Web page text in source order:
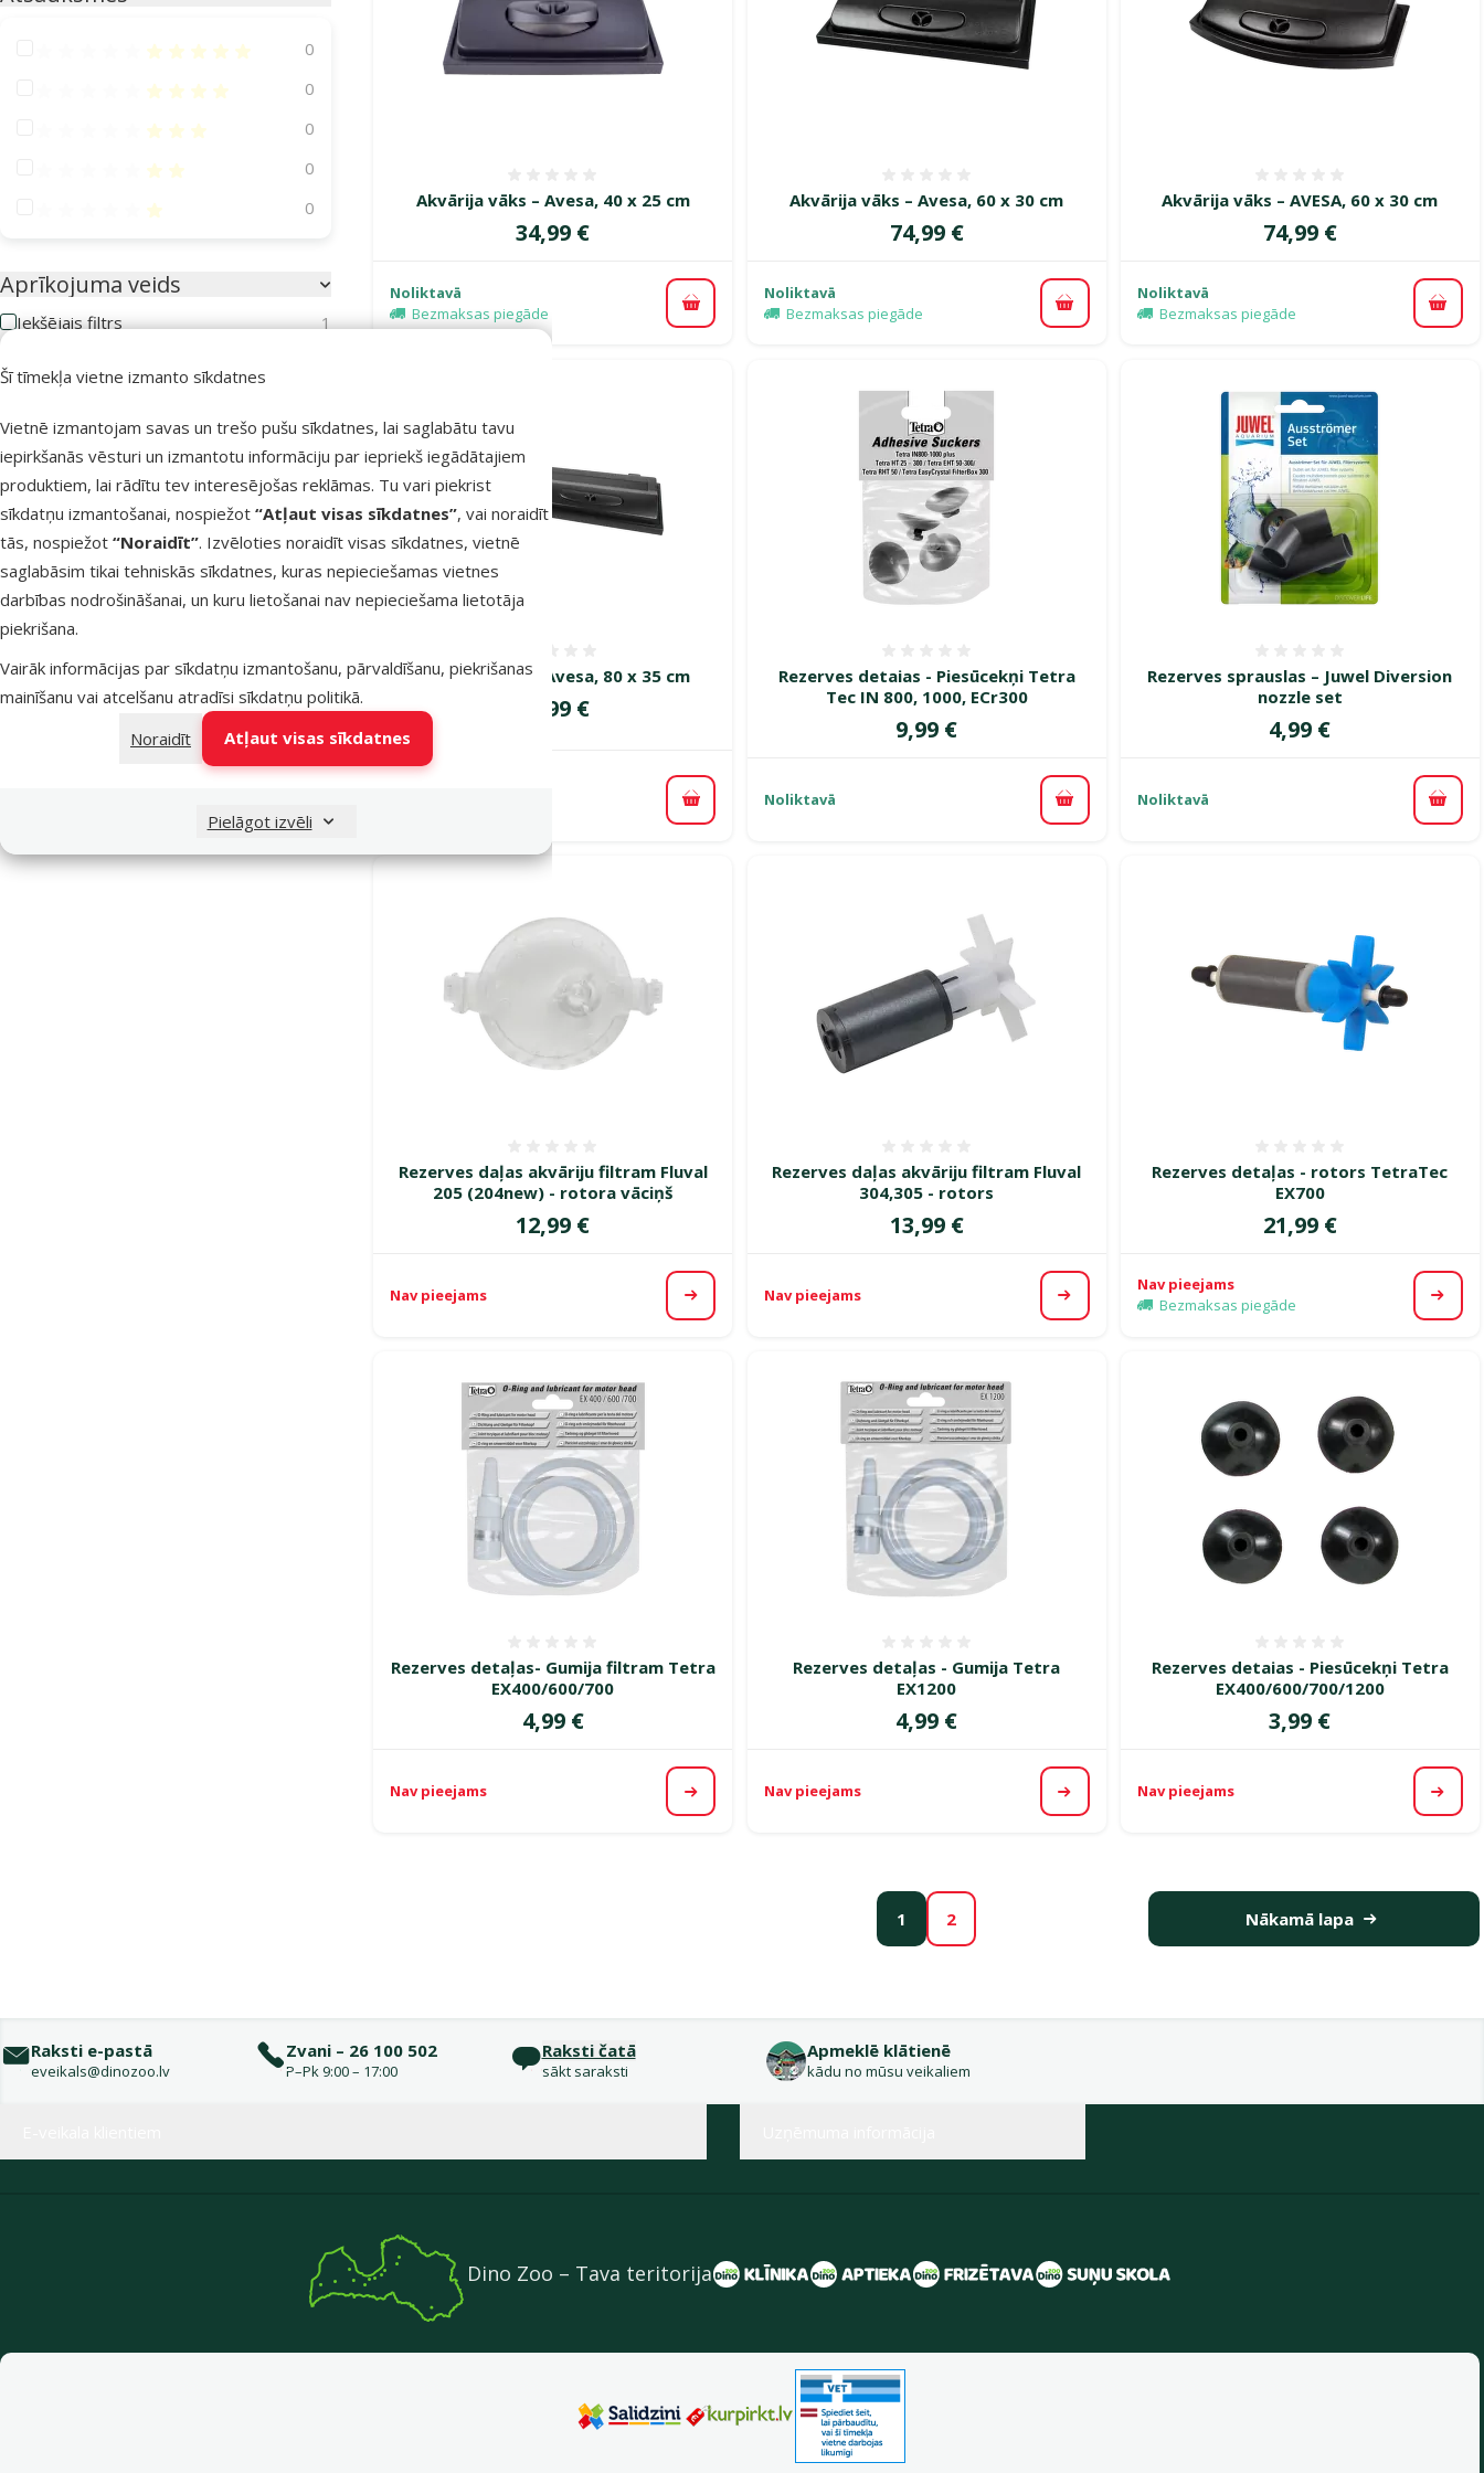
Šī tīmekļa vietne izmanto sīkdatnes
Vietnē izmantojam savas un trešo pušu sīkdatnes, lai saglabātu tavu
iepirkšanās vēsturi un izmantotu informāciju par iepriekš iegādātajiem
produktiem, lai rādītu tev interesējošas reklāmas. Tu vari piekrist
sīkdatņu izmantošanai, nospiežot “Atļaut visas sīkdatnes”, vai noraidīt
tās, nospiežot “Noraidīt”. Izvēloties noraidīt visas sīkdatnes, vietnē
saglabāsim tikai tehniskās sīkdatnes, kuras nepieciešamas vietnes
darbības nodrošināšanai, un kuru lietošanai nav nepieciešama lietotāja
piekrišana.
Vairāk informācijas par sīkdatņu izmantošanu, pārvaldīšanu, piekrišanas
mainīšanu vai atcelšanu atradīsi sīkdatņu politikā.
Noraidīt
Atļaut visas sīkdatnes
Pielāgot izvēli
Atsauksmes 100%
0
Atsauksmes 80%
0
Atsauksmes 60%
0
Atsauksmes 40%
0
Atsauksmes 20%
0
Aprīkojuma veids
Iekšējais filtrs
1
Akvārija vāks – Avesa, 40 x 25 cm
Cena
34,99 €
Noliktavā
Bezmaksas piegāde
Pievienot grozam
Akvārija vāks – Avesa, 60 x 30 cm
Cena
74,99 €
Noliktavā
Bezmaksas piegāde
Pievienot grozam
Akvārija vāks – AVESA, 60 x 30 cm
Cena
74,99 €
Noliktavā
Bezmaksas piegāde
Akvārija vāks – Avesa, 80 x 35 cm
Cena
99,99 €
Pievienot grozam
Rezerves detaіas - Piesūcekņi Tetra
Tec IN 800, 1000, ECr300
Cena
9,99 €
Noliktavā Pievienot grozam
Rezerves sprauslas – Juwel Diversion
nozzle set
Cena
4,99 €
Noliktavā
Rezerves daļas akvāriju filtram Fluval
205 (204new) - rotora vāciņš
Cena
12,99 €
Nav pieejams Apskatīt
Rezerves daļas akvāriju filtram Fluval
304,305 - rotors
Cena
13,99 €
Nav pieejams Apskatīt
Rezerves detaļas - rotors TetraTec
EX700
Cena
21,99 €
Nav pieejams
Bezmaksas piegāde
Rezerves detaļas- Gumija filtram Tetra
EX400/600/700
Cena
4,99 €
Nav pieejams Apskatīt
Rezerves detaļas - Gumija Tetra
EX1200
Cena
4,99 €
Nav pieejams Apskatīt
Rezerves detaіas - Piesūcekņi Tetra
EX400/600/700/1200
Cena
3,99 €
Nav pieejams
1 2 Nākamā lapa
Raksti e-pastā
eveikals@dinozoo.lv
Zvani – 26 100 502
P–Pk 9:00 – 17:00
Raksti čatā
sākt saraksti
Apmeklē klātienē
kādu no mūsu veikaliem
Dino Zoo – Tava teritorija